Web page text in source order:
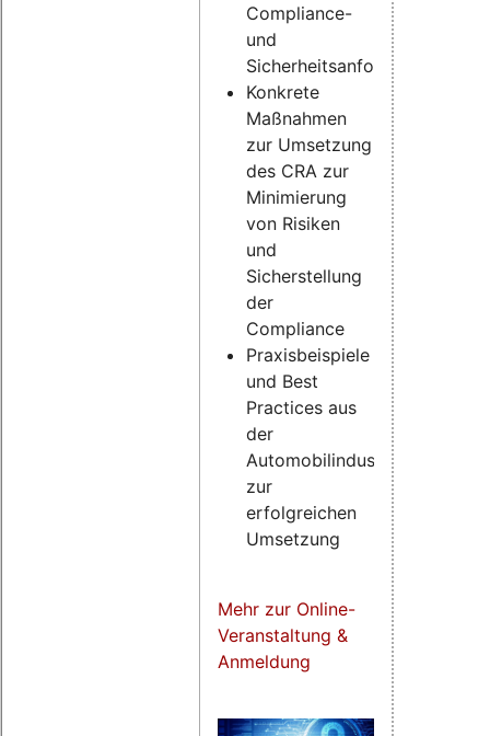
Compliance-
und
Sicherheitsanforderungen
Konkrete
Maßnahmen
zur Umsetzung
des CRA zur
Minimierung
von Risiken
und
Sicherstellung
der
Compliance
Praxisbeispiele
und Best
Practices aus
der
Automobilindustrie
zur
erfolgreichen
Umsetzung
Mehr zur Online-
Veranstaltung &
Anmeldung